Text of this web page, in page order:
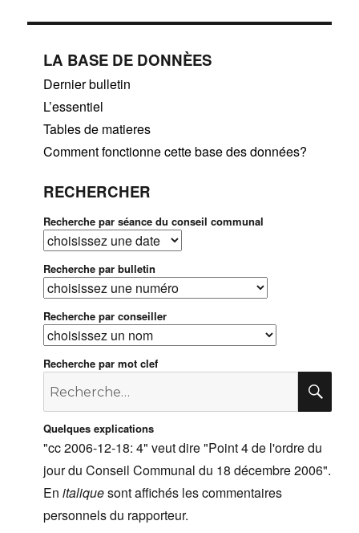
LA BASE DE DONNÈES
Dernier bulletin
L’essentiel
Tables de matieres
Comment fonctionne cette base des données?
RECHERCHER
Recherche par séance du conseil communal
Recherche par bulletin
Recherche par conseiller
Recherche par mot clef
Recherche
:Quelques explications
"cc 2006-12-18: 4" veut dire "Point 4 de l'ordre du
jour du Conseil Communal du 18 décembre 2006".
Enitaliquesont affichés les commentaires
personnels du rapporteur.